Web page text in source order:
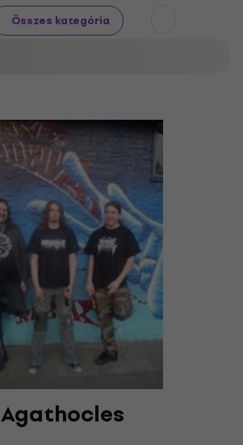
Összes kategória
Agathocles